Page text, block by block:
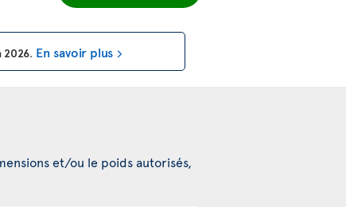
2026. En savoir plus
et/ou le poids autorisés,